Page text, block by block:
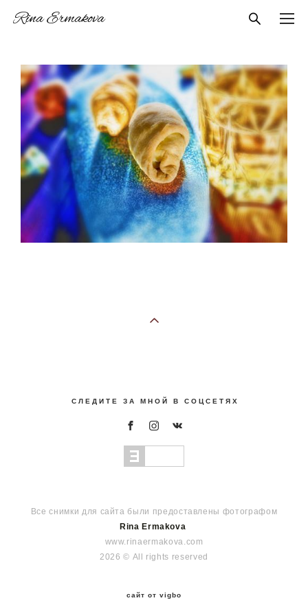
Rina Ermakova
С Л Е Д И Т Е З А М Н О Й В С О Ц С Е Т Я Х
Rina Ermakova
www.rinaermakova.com
2026 © All rights reserved
сайт от vigbo